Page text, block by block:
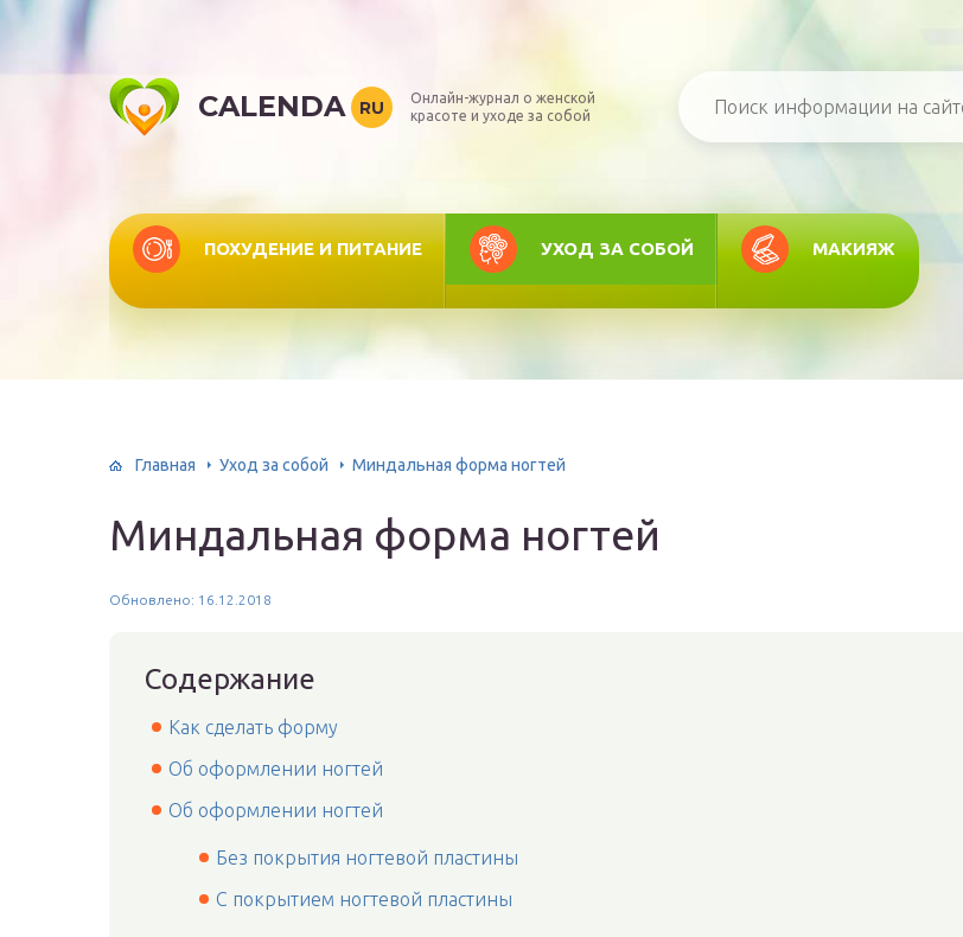
CALENDA RU
Онлайн-журнал о женской
красоте и уходе за собой
ПОХУДЕНИЕ И ПИТАНИЕ УХОД ЗА СОБОЙ МАКИЯЖ
Главная Уход за собой Миндальная форма ногтей
Миндальная форма ногтей
Обновлено: 16.12.2018
Содержание
Как сделать форму
Об оформлении ногтей
Об оформлении ногтей
Без покрытия ногтевой пластины
С покрытием ногтевой пластины